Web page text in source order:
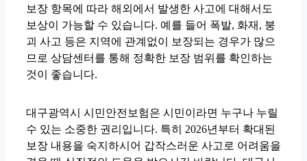
보장 항목에 따라 해외에서 발생한 사고에 대해서도
보상이 가능할 수 있습니다. 예를 들어 폭발, 화재, 붕
괴 사고 등은 지역에 관계없이 보장되는 경우가 많으
므로 상담센터를 통해 정확한 보장 범위를 확인하는
것이 좋습니다.
대구광역시 시민안전보험은 시민이라면 누구나 누릴
수 있는 소중한 권리입니다. 특히 2026년부터 확대된
보장 내용을 숙지하시어 갑작스러운 사고로 어려움을